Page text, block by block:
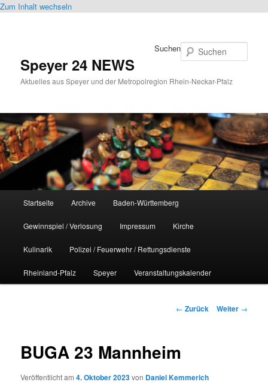
Zum Inhalt wechseln
Speyer 24 NEWS
Aktuelles aus Speyer und der Metropolregion Rhein-Neckar-Pfalz
Suchen
Startseite Archive Baden-Württemberg
Gewinnspiel / Verlosung Impressum Kirche
Kulinarik Polizei / Feuerwehr / Rettungsdienste
Rheinland-Pfalz Speyer Veranstaltungskalender
Beitrags-
← Zurück Weiter →
BUGA 23 Mannheim
Veröffentlicht am4. Oktober 2023von Daniel Kemmerich